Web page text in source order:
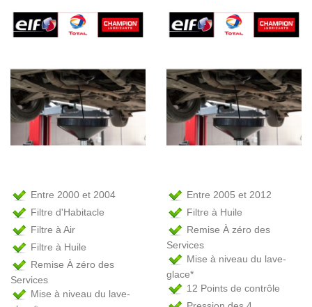
Entre 2000 et 2004
Filtre d'Habitacle
Filtre à Air
Filtre à Huile
Remise À zéro des
Services
Mise à niveau du lave-
Entre 2005 et 2012
Filtre à Huile
Remise À zéro des
Services
Mise à niveau du lave-
glace*
12 Points de contrôle